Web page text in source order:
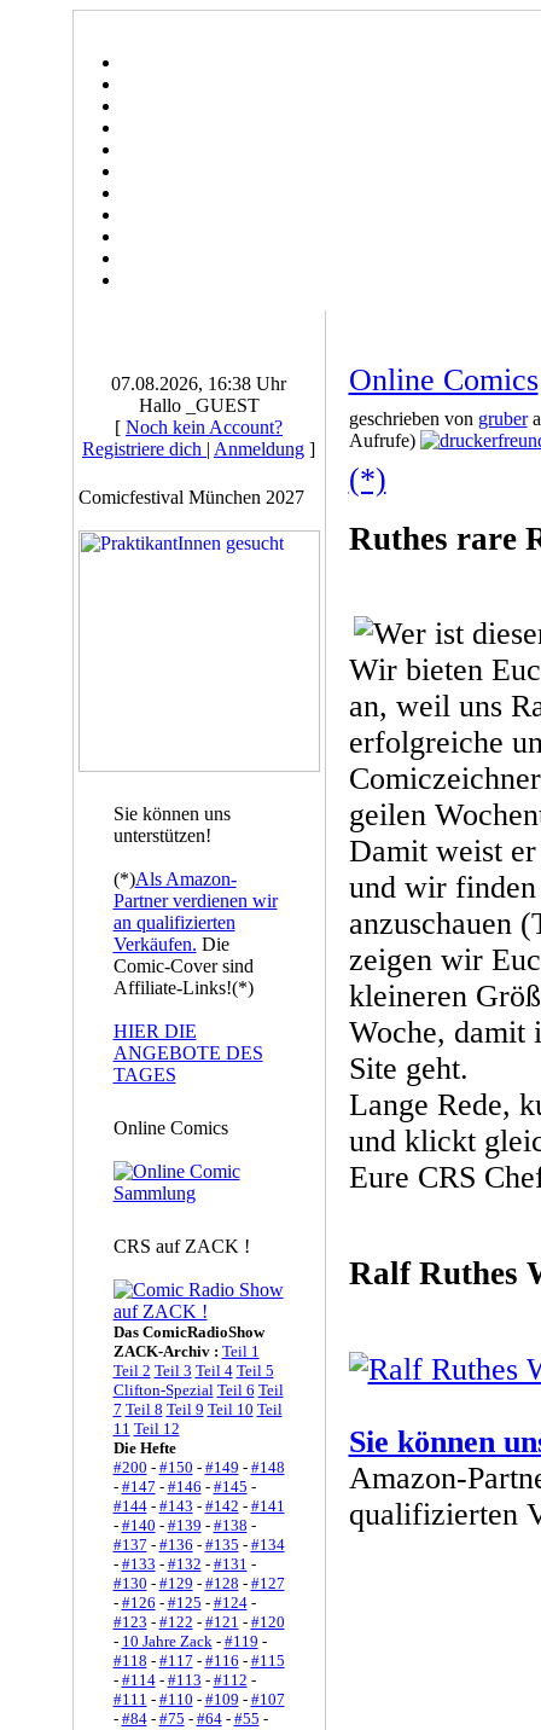
07.08.2026, 16:38 Uhr
Hallo _GUEST
[ Noch kein Account?
Registriere dich | Anmeldung ]
Comicfestival München 2027
Sie können uns
unterstützen!
(*)Als Amazon-
Partner verdienen wir
an qualifizierten
Verkäufen. Die
Comic-Cover sind
Affiliate-Links!(*)
HIER DIE
ANGEBOTE DES
TAGES
Online Comics
CRS auf ZACK !
Das ComicRadioShow
ZACK-Archiv : Teil 1
Teil 2 Teil 3 Teil 4 Teil 5
Clifton-Spezial Teil 6 Teil
7 Teil 8 Teil 9 Teil 10 Teil
11 Teil 12
Die Hefte
#200 - #150 - #149 - #148
- #147 - #146 - #145 -
#144- #143 - #142 - #141
- #140 - #139 - #138 -
#137 - #136 - #135 - #134
- #133 - #132 - #131 -
#130 - #129 - #128 - #127
- #126 - #125 - #124-
#123 - #122 - #121 - #120
- 10 Jahre Zack- #119 -
#118 - #117 - #116 - #115
- #114- #113 - #112 -
#111 - #110 - #109 - #107
- #84- #75 - #64- #55 -
Online Comics
geschrieben von gruber
Aufrufe)
(*)
Ruthes rare
Wir bieten
an, weil uns
erfolgreiche
geilen
Damit weist
und wir finden
anzuschauen
zeigen wir
kleineren
Woche, damit
Site geht.
Lange Rede,
und klickt
Eure CRS
Ralf Ruthes
Sie können
Amazon-
qualifizierten